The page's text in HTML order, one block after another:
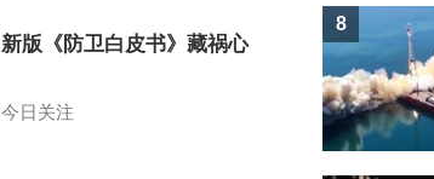
新版《防卫白皮书》藏祸心
今日关注
8